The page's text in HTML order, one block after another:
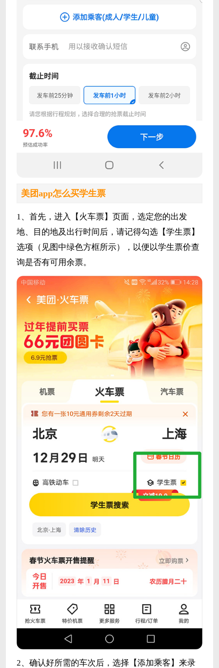
美团app怎么买学生票
1、首先，进入【火车票】页面，选定您的出发
地、目的地及出行时间后，请记得勾选【学生票】
选项（见图中绿色方框所示），以便以学生票价查
询是否有可用余票。
2、确认好所需的车次后，选择【添加乘客】来录